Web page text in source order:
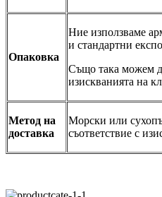
Опаковка
Ние използваме
и стандартни
Също така можем
изискванията на
Метод на
доставка
Морски или
съответствие с